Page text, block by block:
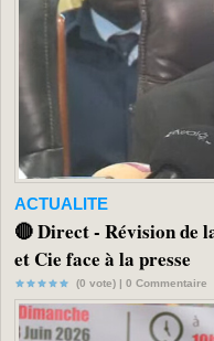
ACTUALITE
🔴 Direct - Révision de
et Cie face à la presse
(0 vote) | 0 Commentaire